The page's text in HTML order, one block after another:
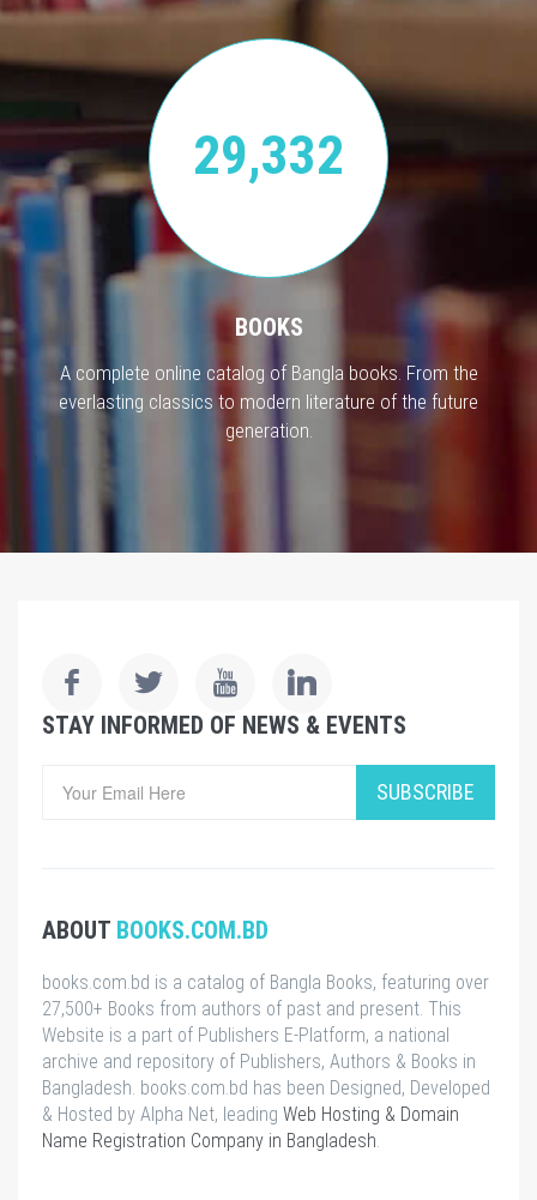
29,332
BOOKS
A complete online catalog of Bangla books. From the
everlasting classics to modern literature of the future
generation.
STAY INFORMED OF NEWS & EVENTS
SUBSCRIBE
ABOUT BOOKS.COM.BD
books.com.bd is a catalog of Bangla Books, featuring over
27,500+ Books from authors of past and present. This
Website is a part of Publishers E-Platform, a national
archive and repository of Publishers, Authors & Books in
Bangladesh. books.com.bd has been Designed, Developed
& Hosted by Alpha Net, leading Web Hosting & Domain
Name Registration Company in Bangladesh